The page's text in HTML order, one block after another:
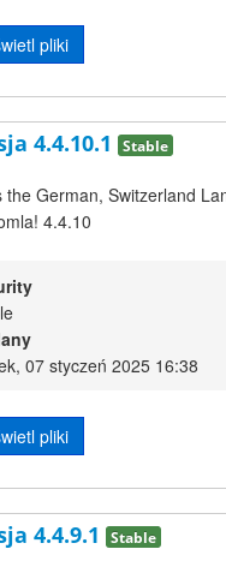
pliki
4.4.10.1 Stable
the German, Switzerland
4.4.10
07 styczeń 2025 16:38
pliki
4.4.9.1 Stable